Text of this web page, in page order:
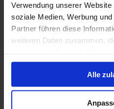
Verwendung unserer
soziale Medien, Werbung
Partner führen diese
weiteren Daten zusammen,
gesammelt haben.
Alle
Vollpension
Bis zu 299 € Bordguthaben
2.019 €p. P. 2.329 €p.